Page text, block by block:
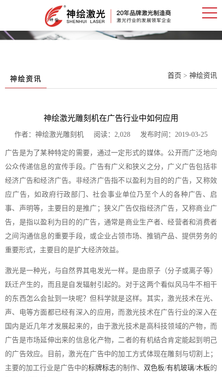
神绘资讯 首页 > 神绘资讯
神绘激光雕刻机在广告行业中如何应用
作者：神绘激光雕刻机 阅读：2,028 发布时间：2019-03-25
广告是为了某种特定的需要，通过一定形式的媒体。公开而广泛地向
公众传递信息的宣传手段。广告有广义和狭义之分，广义广告包括非
经济广告和经济广告。非经济广告指不以盈利为目的的广告，又称效
应广告，如政府行政部门、社会事业单位乃至个人的各种广告、启
事、声明等，主要目的是推广；狭义广告仅指经济广告，又称商业广
告，是指以盈利为目的的广告，通常是商业生产者、经营者和消费者
之间沟通信息的重要手段，或企业占领市场、推销产品、提供劳务的
重要形式，主要目的是扩大经济效益。
激光是一种光，与自然界其电发光一样。是由原子（分子或离子等）
跃迁产生的，而且是自发辐射引起的。对于这两个看似风马牛不相干
的东西怎么会扯到一块呢？但科学就是这样。其实，激光技术在光、
声、电等方面都已经有深入的应用，而激光技术在广告行业的深入在
国内是近几年才发展起来的，由于激光技术是高科技领域的产物，而
广告是市场延伸出来的信息化产物，二者的有机结合肯定能起到明己
的广告效应。目前，激光在广告中的加工方式体现在雕刻与切割上；
主要的加工行业是广告中的标牌标志的制作、 双色板/有机玻璃/木板的